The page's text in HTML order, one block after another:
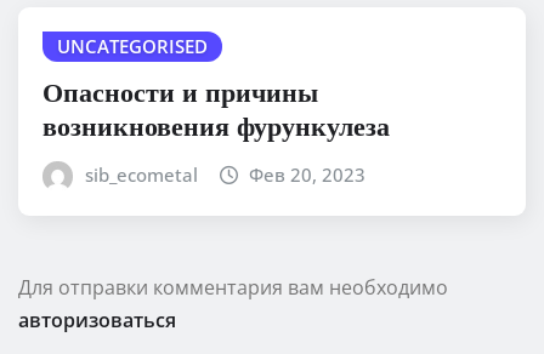
UNCATEGORISED
Опасности и причины
возникновения фурункулеза
sib_ecometal Фев 20, 2023
Для отправки комментария вам необходимо
авторизоваться